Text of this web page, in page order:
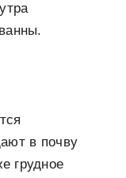
в почву
грудное